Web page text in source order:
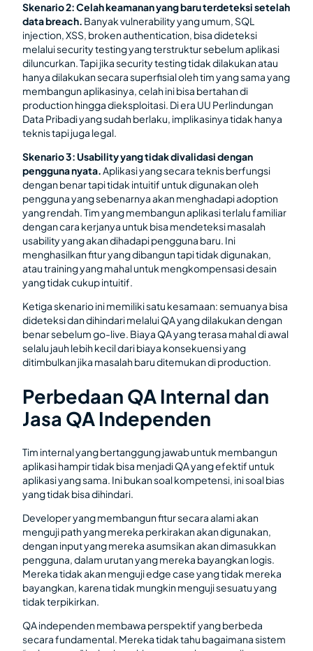
Skenario 2: Celah keamanan yang baru terdeteksi setelah
data breach. Banyak vulnerability yang umum, SQL
injection, XSS, broken authentication, bisa dideteksi
melalui security testing yang terstruktur sebelum aplikasi
diluncurkan. Tapi jika security testing tidak dilakukan atau
hanya dilakukan secara superfisial oleh tim yang sama yang
membangun aplikasinya, celah ini bisa bertahan di
production hingga dieksploitasi. Di era UU Perlindungan
Data Pribadi yang sudah berlaku, implikasinya tidak hanya
teknis tapi juga legal.
Skenario 3: Usability yang tidak divalidasi dengan
pengguna nyata.Aplikasi yang secara teknis berfungsi
dengan benar tapi tidak intuitif untuk digunakan oleh
pengguna yang sebenarnya akan menghadapi adoption
yang rendah. Tim yang membangun aplikasi terlalu familiar
dengan cara kerjanya untuk bisa mendeteksi masalah
usability yang akan dihadapi pengguna baru. Ini
menghasilkan fitur yang dibangun tapi tidak digunakan,
atau training yang mahal untuk mengkompensasi desain
yang tidak cukup intuitif.
Ketiga skenario ini memiliki satu kesamaan: semuanya bisa
dideteksi dan dihindari melalui QA yang dilakukan dengan
benar sebelum go-live. Biaya QA yang terasa mahal di awal
selalu jauh lebih kecil dari biaya konsekuensi yang
ditimbulkan jika masalah baru ditemukan di production.
Perbedaan QA Internal dan
Jasa QA Independen
Tim internal yang bertanggung jawab untuk membangun
aplikasi hampir tidak bisa menjadi QA yang efektif untuk
aplikasi yang sama. Ini bukan soal kompetensi, ini soal bias
yang tidak bisa dihindari.
Developer yang membangun fitur secara alami akan
menguji path yang mereka perkirakan akan digunakan,
dengan input yang mereka asumsikan akan dimasukkan
pengguna, dalam urutan yang mereka bayangkan logis.
Mereka tidak akan menguji edge case yang tidak mereka
bayangkan, karena tidak mungkin menguji sesuatu yang
tidak terpikirkan.
QA independen membawa perspektif yang berbeda
secara fundamental. Mereka tidak tahu bagaimana sistem